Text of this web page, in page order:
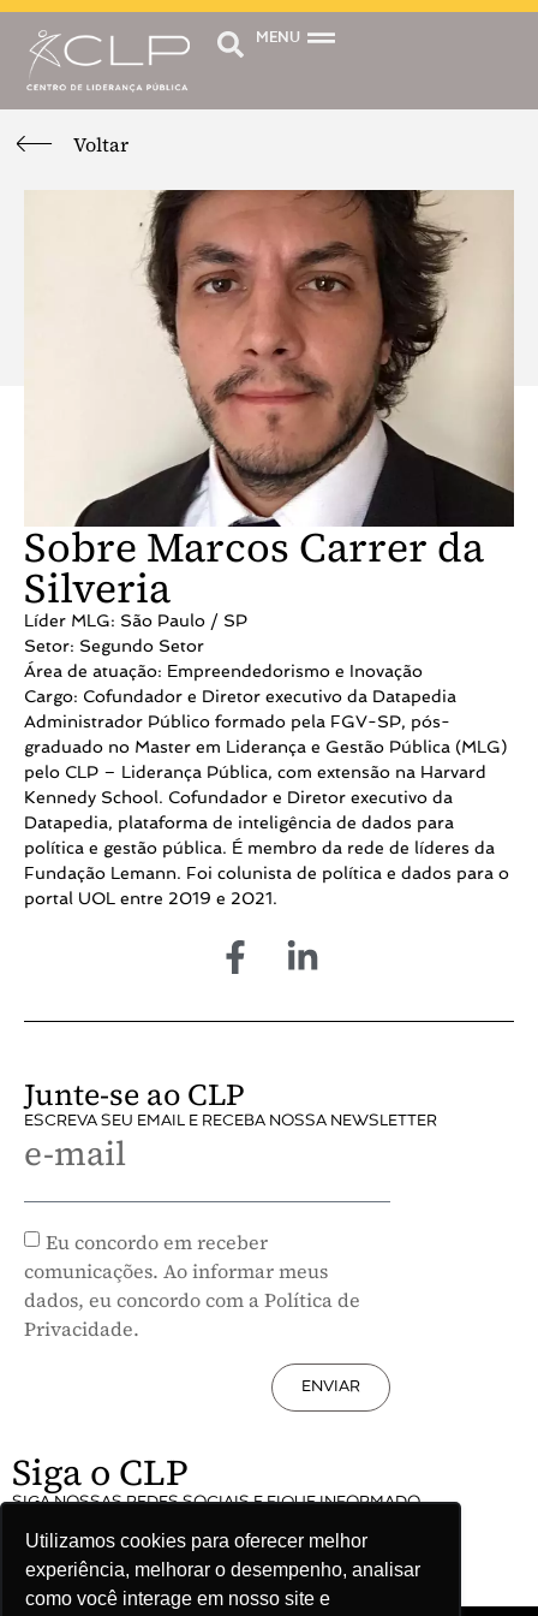
Utilizamos cookies para oferecer melhor
experiência, melhorar o desempenho, analisar
como você interage em nosso site e
MENU
Voltar
Sobre Marcos Carrer da
Silveria
Líder MLG: São Paulo / SP
Setor: Segundo Setor
Área de atuação: Empreendedorismo e Inovação
Cargo: Cofundador e Diretor executivo da Datapedia
Administrador Público formado pela FGV-SP, pós-
graduado no Master em Liderança e Gestão Pública (MLG)
pelo CLP – Liderança Pública, com extensão na Harvard
Kennedy School. Cofundador e Diretor executivo da
Datapedia, plataforma de inteligência de dados para
política e gestão pública. É membro da rede de líderes da
Fundação Lemann. Foi colunista de política e dados para o
portal UOL entre 2019 e 2021.
Junte-se ao CLP
ESCREVA SEU EMAIL E RECEBA NOSSA NEWSLETTER
e-mail
Eu concordo em receber
comunicações. Ao informar meus
dados, eu concordo com a Política de
Privacidade.
ENVIAR
Siga o CLP
SIGA NOSSAS REDES SOCIAIS E FIQUE INFORMADO